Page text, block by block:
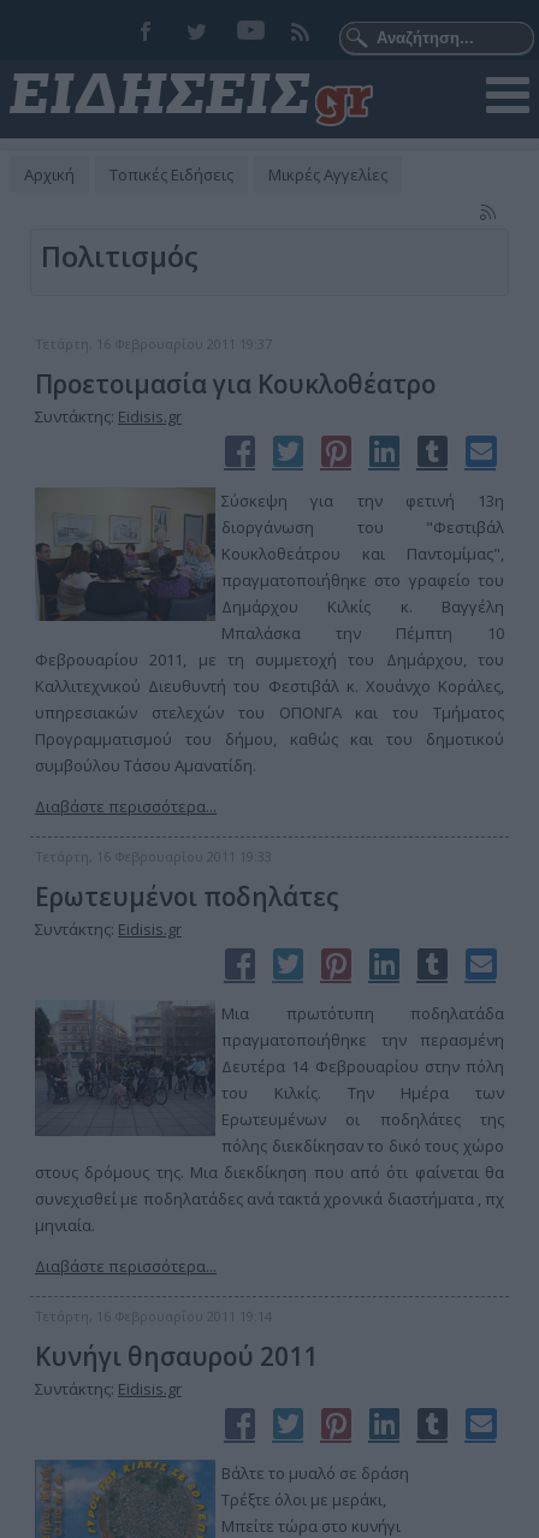
Αρχική Τοπικές Ειδήσεις Μικρές Αγγελίες
Πολιτισμός
Τετάρτη, 16 Φεβρουαρίου 2011 19:37
Προετοιμασία για Κουκλοθέατρο
Συντάκτης: Eidisis.gr
Σύσκεψη για την φετινή 13η
διοργάνωση του "Φεστιβάλ
Κουκλοθεάτρου και Παντομίμας",
πραγματοποιήθηκε στο γραφείο του
Δημάρχου Κιλκίς κ. Βαγγέλη
Μπαλάσκα την Πέμπτη 10
Φεβρουαρίου 2011, με τη συμμετοχή του Δημάρχου, του
Καλλιτεχνικού Διευθυντή του Φεστιβάλ κ. Χουάνχο Κοράλες,
υπηρεσιακών στελεχών του ΟΠΟΝΓΑ και του Τμήματος
Προγραμματισμού του δήμου, καθώς και του δημοτικού
συμβούλου Τάσου Αμανατίδη.
Διαβάστε περισσότερα...
Τετάρτη, 16 Φεβρουαρίου 2011 19:33
Ερωτευμένοι ποδηλάτες
Συντάκτης: Eidisis.gr
Μια πρωτότυπη ποδηλατάδα
πραγματοποιήθηκε την περασμένη
Δευτέρα 14 Φεβρουαρίου στην πόλη
του Κιλκίς. Την Ημέρα των
Ερωτευμένων οι ποδηλάτες της
πόλης διεκδίκησαν το δικό τους χώρο
στους δρόμους της. Μια διεκδίκηση που από ότι φαίνεται θα
συνεχισθεί με ποδηλατάδες ανά τακτά χρονικά διαστήματα , πχ
μηνιαία.
Διαβάστε περισσότερα...
Τετάρτη, 16 Φεβρουαρίου 2011 19:14
Κυνήγι θησαυρού 2011
Συντάκτης: Eidisis.gr
Βάλτε το μυαλό σε δράση
Τρέξτε όλοι με μεράκι,
Μπείτε τώρα στο κυνήγι